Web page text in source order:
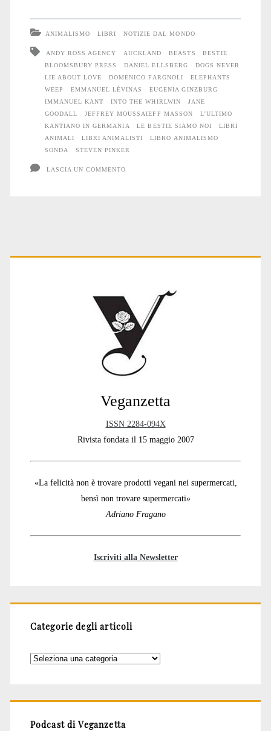
possono
insegnarci
sulle
origini
del
ANIMALISMO LIBRI NOTIZIE DAL MONDO
ANDY ROSS AGENCY AUCKLAND BEASTS
BESTIE
BLOOMSBURY PRESS
DANIEL ELLSBERG
DOGS NEVER
LIE ABOUT LOVE
DOMENICO FARGNOLI
ELEPHANTS
WEEP
EMMANUEL LÉVINAS
EUGENIA GINZBURG
IMMANUEL KANT
INTO THE WHIRLWIN
JANE
GOODALL
JEFFREY MOUSSAIEFF MASSON
L’ULTIMO
KANTIANO IN GERMANIA
LE BESTIE SIAMO NOI
LIBRI
ANIMALI
LIBRI ANIMALISTI
LIBRO ANIMALISMO
SONDA
STEVEN PINKER
LASCIA UN COMMENTO
Primary
Veganzetta
ISSN 2284-094X
Rivista fondata il 15 maggio 2007
«La felicità non è trovare prodotti vegani nei supermercati,
bensì non trovare supermercati»
Adriano Fragano
Iscriviti alla Newsletter
Categorie degli articoli
Categorie
Podcast di Veganzetta